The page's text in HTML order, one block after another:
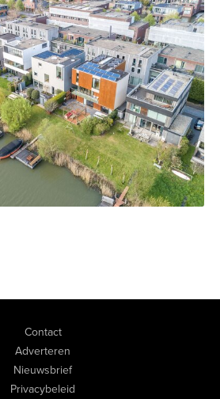
Contact
Adverteren
Nieuwsbrief
Privacybeleid